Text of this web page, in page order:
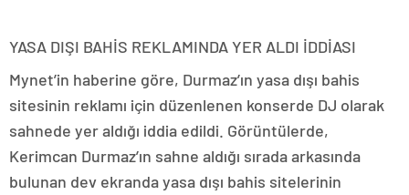
YASA DIŞI BAHİS REKLAMINDA YER ALDI İDDİASI
Mynet’in haberine göre, Durmaz’ın yasa dışı bahis
sitesinin reklamı için düzenlenen konserde DJ olarak
sahnede yer aldığı iddia edildi. Görüntülerde,
Kerimcan Durmaz’ın sahne aldığı sırada arkasında
bulunan dev ekranda yasa dışı bahis sitelerinin